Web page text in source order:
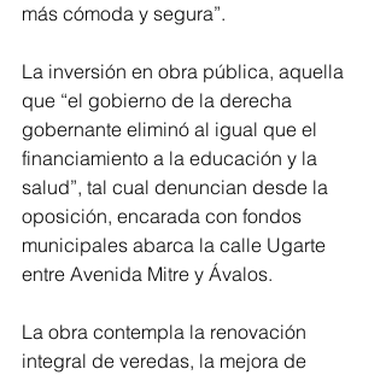
más cómoda y segura”.
La inversión en obra pública, aquella
que “el gobierno de la derecha
gobernante eliminó al igual que el
financiamiento a la educación y la
salud”, tal cual denuncian desde la
oposición, encarada con fondos
municipales abarca la calle Ugarte
entre Avenida Mitre y Ávalos.
La obra contempla la renovación
integral de veredas, la mejora de